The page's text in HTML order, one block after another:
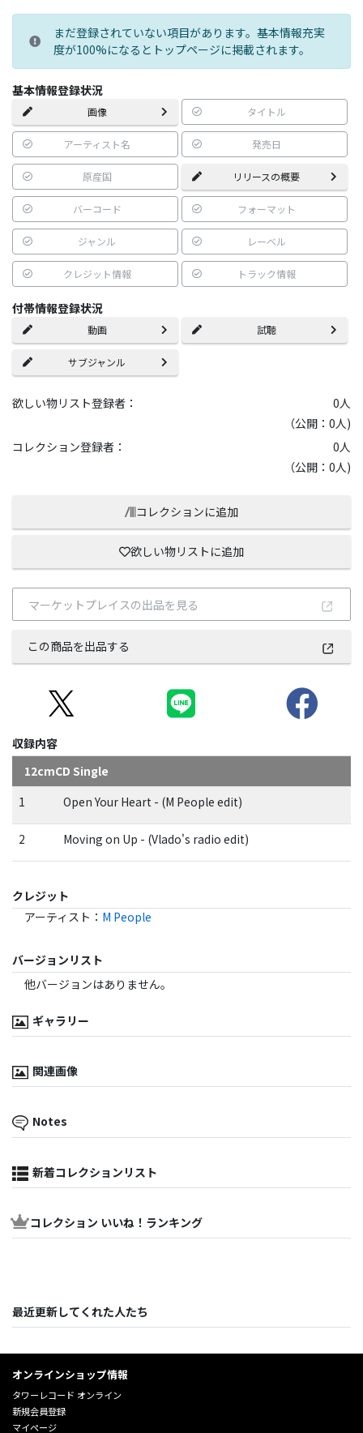
まだ登録されていない項目があります。基本情報充実
度が100%になるとトップページに掲載されます。
基本情報登録状況
画像 タイトル
アーティスト名 発売日
原産国 リリースの概要
バーコード フォーマット
ジャンル レーベル
クレジット情報 トラック情報
付帯情報登録状況
動画 試聴
サブジャンル
欲しい物リスト登録者： 0人
（公開：0人)
コレクション登録者：
0人
（公開：0人)
コレクションに追加
欲しい物リストに追加
マーケットプレイスの出品を見る
この商品を出品する
収録内容
12cmCD Single
1
Open Your Heart - (M People edit)
2 Moving on Up - (Vlado's radio edit)
クレジット
アーティスト ： M People
バージョンリスト
他バージョンはありません。
ギャラリー
関連画像
Notes
新着コレクションリスト
コレクション いいね！ランキング
最近更新してくれた人たち
オンラインショップ情報
タワーレコード オンライン
新規会員登録
マイページ